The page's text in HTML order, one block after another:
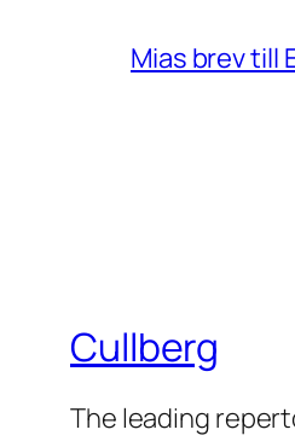
Mias brev till
Cullberg
The leading